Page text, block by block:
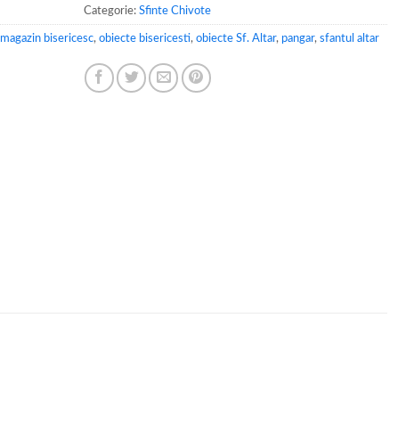
Categorie: Sfinte Chivote
magazin bisericesc, obiecte bisericesti, obiecte Sf. Altar, pangar, sfantul altar